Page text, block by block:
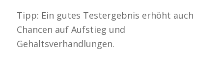
Tipp: Ein gutes Testergebnis erhöht auch
Chancen auf Aufstieg und
Gehaltsverhandlungen.
support@testttalent.com